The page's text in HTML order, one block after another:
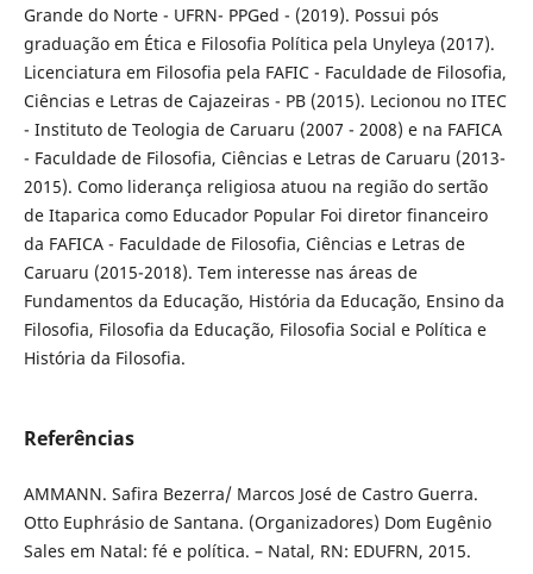
Grande do Norte - UFRN- PPGed - (2019). Possui pós
graduação em Ética e Filosofia Política pela Unyleya (2017).
Licenciatura em Filosofia pela FAFIC - Faculdade de Filosofia,
Ciências e Letras de Cajazeiras - PB (2015). Lecionou no ITEC
- Instituto de Teologia de Caruaru (2007 - 2008) e na FAFICA
- Faculdade de Filosofia, Ciências e Letras de Caruaru (2013-
2015). Como liderança religiosa atuou na região do sertão
de Itaparica como Educador Popular Foi diretor financeiro
da FAFICA - Faculdade de Filosofia, Ciências e Letras de
Caruaru (2015-2018). Tem interesse nas áreas de
Fundamentos da Educação, História da Educação, Ensino da
Filosofia, Filosofia da Educação, Filosofia Social e Política e
História da Filosofia.
Referências
AMMANN. Safira Bezerra/ Marcos José de Castro Guerra.
Otto Euphrásio de Santana. (Organizadores) Dom Eugênio
Sales em Natal: fé e política. – Natal, RN: EDUFRN, 2015.